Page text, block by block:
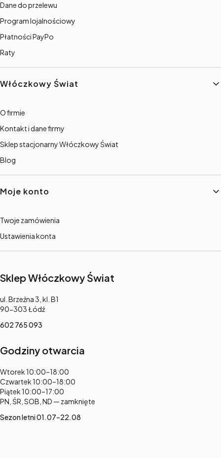
Dane do przelewu
Program lojalnościowy
Płatności PayPo
Raty
Włóczkowy Świat
O firmie
Kontakt i dane firmy
Sklep stacjonarny Włóczkowy Świat
Blog
Moje konto
Twoje zamówienia
Ustawienia konta
Sklep Włóczkowy Świat
Adres:
ul. Brzeźna 3, kl. B1
90-303 Łódź
602 765 093
Godziny otwarcia
Adres:
Wtorek 10:00–18:00
Czwartek 10:00–18:00
Piątek 10:00–17:00
PN, ŚR, SOB, ND — zamknięte
Sezon letni 01.07–22.08